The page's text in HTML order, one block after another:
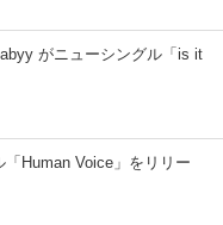
がニューシングル「is it
Human Voice」をリリー